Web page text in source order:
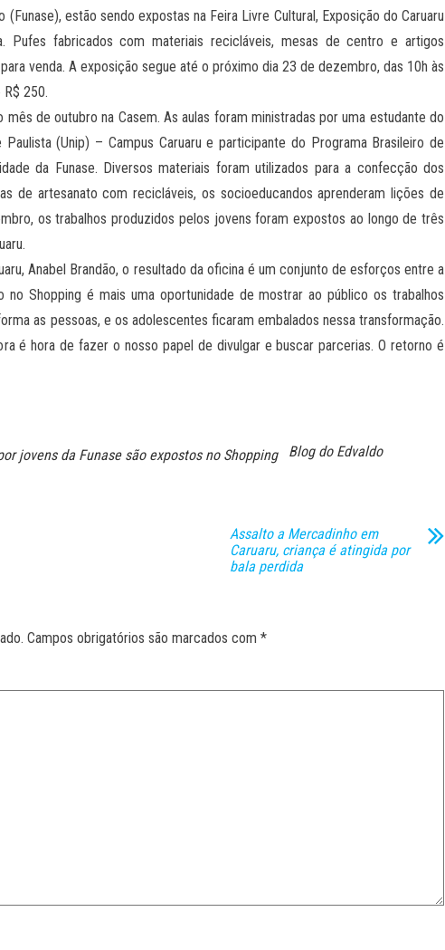
estão sendo expostas na Feira Livre Cultural, Exposição do Caruaru
Pufes fabricados com materiais recicláveis, mesas de centro e artigos
venda. A exposição segue até o próximo dia 23 de dezembro, das 10h às
250.
de outubro na Casem. As aulas foram ministradas por uma estudante do
(Unip) – Campus Caruaru e participante do Programa Brasileiro de
da Funase. Diversos materiais foram utilizados para a confecção dos
de artesanato com recicláveis, os socioeducandos aprenderam lições de
os trabalhos produzidos pelos jovens foram expostos ao longo de três
Anabel Brandão, o resultado da oficina é um conjunto de esforços entre a
no Shopping é mais uma oportunidade de mostrar ao público os trabalhos
as pessoas, e os adolescentes ficaram embalados nessa transformação.
é hora de fazer o nosso papel de divulgar e buscar parcerias. O retorno é
jovens da Funase são expostos no Shopping
Blog do Edvaldo
Assalto a Mercadinho em
Caruaru, criança é atingida por
bala perdida
Campos obrigatórios são marcados com *